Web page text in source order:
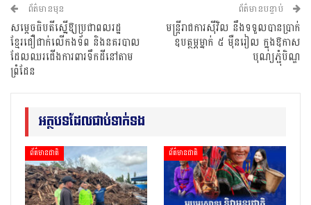
ព័ត៌មានមុន
សម្តេចធិបតីស្នើឱ្យប្រជាពលរដ្ឋ
ខ្មែរជឿជាក់លើកងទ័ព និងនគរបាល
ដែលឈរជើងការពារទឹកដីនៅតាម
ព្រំដែន
ព័ត៌មានបន្ទាប់
មន្ត្រីរាជការស៊ីវិល នឹងទទួលបានប្រាក់
ឧបត្ថម្ភម្នាក់ ៥ ម៉ឺនរៀល ក្នុងឱកាស
បុណ្យភ្ជុំបិណ្ឌ
អត្ថបទដែលជាប់ទាក់ទង
ព័ត៌មានជាតិ ព័ត៌មានជាតិ